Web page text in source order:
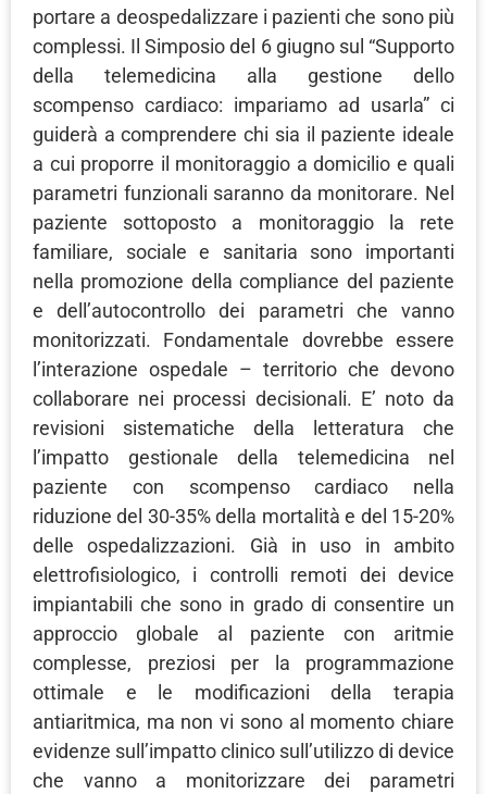
portare a deospedalizzare i pazienti che sono più
complessi. Il Simposio del 6 giugno sul “Supporto
della telemedicina alla gestione dello
scompenso cardiaco: impariamo ad usarla” ci
guiderà a comprendere chi sia il paziente ideale
a cui proporre il monitoraggio a domicilio e quali
parametri funzionali saranno da monitorare. Nel
paziente sottoposto a monitoraggio la rete
familiare, sociale e sanitaria sono importanti
nella promozione della compliance del paziente
e dell’autocontrollo dei parametri che vanno
monitorizzati. Fondamentale dovrebbe essere
l’interazione ospedale – territorio che devono
collaborare nei processi decisionali. E’ noto da
revisioni sistematiche della letteratura che
l’impatto gestionale della telemedicina nel
paziente con scompenso cardiaco nella
riduzione del 30-35% della mortalità e del 15-20%
delle ospedalizzazioni. Già in uso in ambito
elettrofisiologico, i controlli remoti dei device
impiantabili che sono in grado di consentire un
approccio globale al paziente con aritmie
complesse, preziosi per la programmazione
ottimale e le modificazioni della terapia
antiaritmica, ma non vi sono al momento chiare
evidenze sull’impatto clinico sull’utilizzo di device
che vanno a monitorizzare dei parametri